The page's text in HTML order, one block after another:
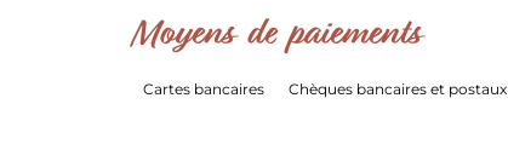
Moyens de paiements
Cartes bancaires Chèques bancaires et postaux